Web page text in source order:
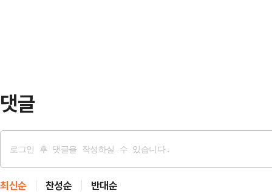
댓글
최신순 찬성순 반대순